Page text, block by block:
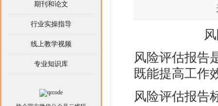
风险评估报告
既能提高工作
风险评估报告
期刊和论文
行业实操指导
线上教学视频
专业知识库